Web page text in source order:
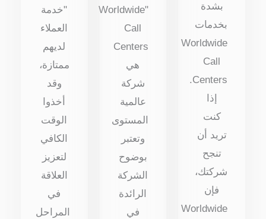
بشدة
بخدمات
Worldwide
Call
Centers.
إذا
كنت
تريد أن
تنجح
شركتك،
فإن
Worldwide
"Worldwide
Call
Centers
هي
شركة
عالمية
المستوى
وتعتبر
بوضوح
الشركة
الرائدة
في
"خدمة
العملاء
لديهم
ممتازة،
وقد
أخذوا
الوقت
الكافي
لتعزيز
العلاقة
في
المراحل